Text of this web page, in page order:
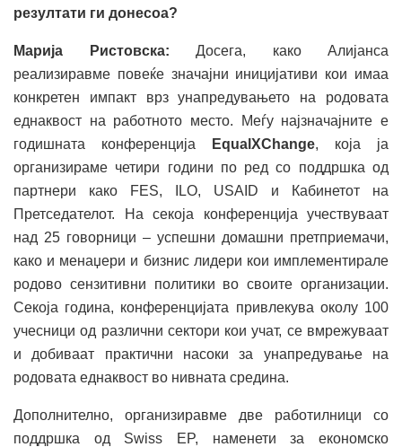
резултати ги донесоа?
Марија Ристовска: Досега, како Алијанса
реализиравме повеќе значајни иницијативи кои имаа
конкретен импакт врз унапредувањето на родовата
еднаквост на работното место. Меѓу најзначајните е
годишната конференција
EqualXChange, која ја
организираме четири години по ред со поддршка од
партнери како FES, ILO, USAID и Кабинетот на
Претседателот. На секоја конференција учествуваат
над 25 говорници – успешни домашни претприемачи,
како и менаџери и бизнис лидери кои имплементирале
родово сензитивни политики во своите организации.
Секоја година, конференцијата привлекува околу 100
учесници од различни сектори кои учат, се вмрежуваат
и добиваат практични насоки за унапредување на
родовата еднаквост во нивната средина.
Дополнително, организиравме две работилници со
поддршка од Swiss EP, наменети за економско